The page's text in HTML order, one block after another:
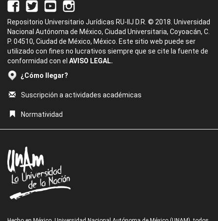
Repositorio Universitario Jurídicas RU-IIJ D.R. © 2018. Universidad
Nacional Autónoma de México, Ciudad Universitaria, Coyoacán, C.
P. 04510, Ciudad de México, México. Este sitio web puede ser
utilizado con fines no lucrativos siempre que se cite la fuente de
conformidad con el AVISO LEGAL.
¿Cómo llegar?
Suscripción a actividades académicas
Normatividad